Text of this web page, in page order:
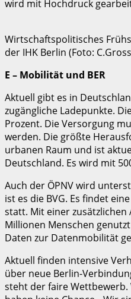
wird mit Hochdruck
Wirtschaftspolitisches
der IHK Berlin (Foto:
E – Mobilität und BER
Aktuell gibt es in
zugängliche Ladepunkte.
Prozent. Die Versorgung
werden. Die größte
urbanen Raum und ist
Deutschland. Es wird mit
Auch der ÖPNV wird
ist es die BVG. Es findet
statt. Mit einer zusätzlichen
Millionen Menschen
Daten zur Datenmobilität
Aktuell finden intensive
über neue Berlin-
steht der faire